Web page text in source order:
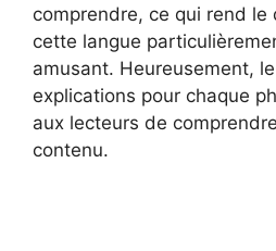
comprendre, ce qui rend
cette langue
amusant. Heureusement,
explications pour chaque
aux lecteurs de
contenu.